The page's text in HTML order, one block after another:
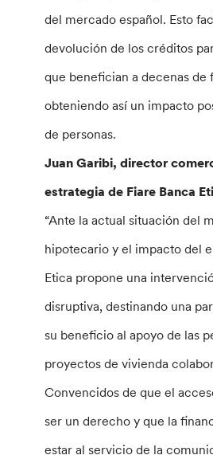
del mercado español. Esto
devolución de los créditos
que benefician a decenas de
obteniendo así un impacto
de personas.
Juan Garibi, director
estrategia de Fiare Banca
“Ante la actual situación del
hipotecario y el impacto del
Etica propone una
disruptiva, destinando una
su beneficio al apoyo de las
proyectos de vivienda
Convencidos de que el
ser un derecho y que la
estar al servicio de la